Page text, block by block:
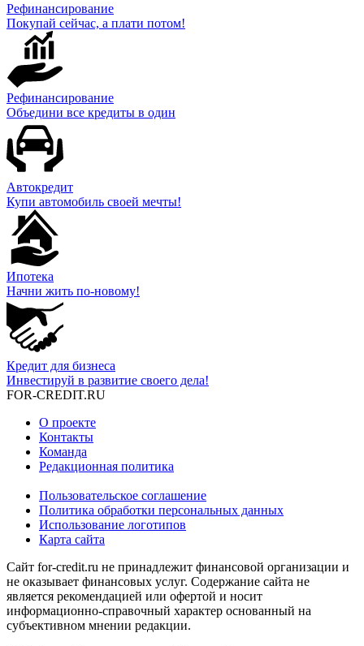
Рефинансирование
Покупай сейчас, а плати потом!
Рефинансирование
Объедини все кредиты в один
Автокредит
Купи автомобиль своей мечты!
Ипотека
Начни жить по-новому!
Кредит для бизнеса
Инвестируй в развитие своего дела!
FOR-CREDIT.RU
О проекте
Контакты
Команда
Редакционная политика
Пользовательское соглашение
Политика обработки персональных данных
Использование логотипов
Карта сайта
Сайт for-credit.ru не принадлежит финансовой организации и
не оказывает финансовых услуг. Содержание сайта не
является рекомендацией или офертой и носит
информационно-справочный характер основанный на
субъективном мнении редакции.